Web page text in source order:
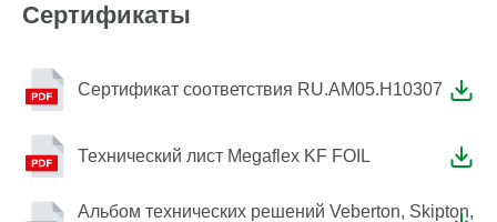
Сертификаты
Сертификат соответствия RU.AM05.H10307
Технический лист Megaflex KF FOIL
Альбом технических решений Veberton, Skipton,